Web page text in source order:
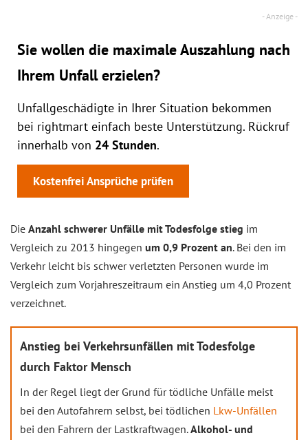
Sie wollen die maximale Auszahlung nach
Ihrem Unfall erzielen?
Unfallgeschädigte in Ihrer Situation bekommen
bei rightmart einfach beste Unterstützung. Rückruf
innerhalb von 24 Stunden.
Kostenfrei Ansprüche prüfen
Die Anzahl schwerer Unfälle mit Todesfolge stieg im
Vergleich zu 2013 hingegen um 0,9 Prozent an. Bei den im
Verkehr leicht bis schwer verletzten Personen wurde im
Vergleich zum Vorjahreszeitraum ein Anstieg um 4,0 Prozent
verzeichnet.
Anstieg bei Verkehrsunfällen mit Todesfolge
durch Faktor Mensch
In der Regel liegt der Grund für tödliche Unfälle meist
bei den Autofahrern selbst, bei tödlichen Lkw-Unfällen
bei den Fahrern der Lastkraftwagen.Alkohol- und